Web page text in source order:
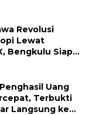
Revolusi
Lewat
Bengkulu Siap
Uang
Terbukti
Langsung ke